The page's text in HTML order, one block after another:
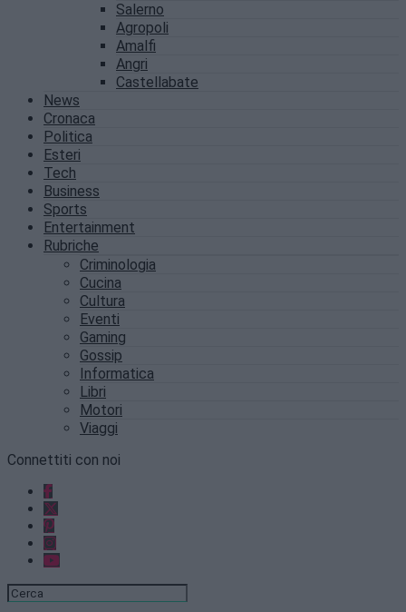
Salerno
Agropoli
Amalfi
Angri
Castellabate
News
Cronaca
Politica
Esteri
Tech
Business
Sports
Entertainment
Rubriche
Criminologia
Cucina
Cultura
Eventi
Gaming
Gossip
Informatica
Libri
Motori
Viaggi
Connettiti con noi